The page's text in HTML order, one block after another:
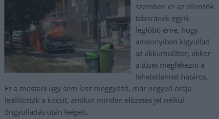
szemben ez az ellenzők
táborának egyik
legfőbb érve, hogy
amennyiben kigyullad
az akkumulátor, akkor
a tüzet megfékezni a
lehetetlennel határos.
Ez a mostani ügy sem lesz meggyőző, már negyed órája
leállították a kocsit, amikor minden előzetes jel nélkül
öngyulladás után leégett.